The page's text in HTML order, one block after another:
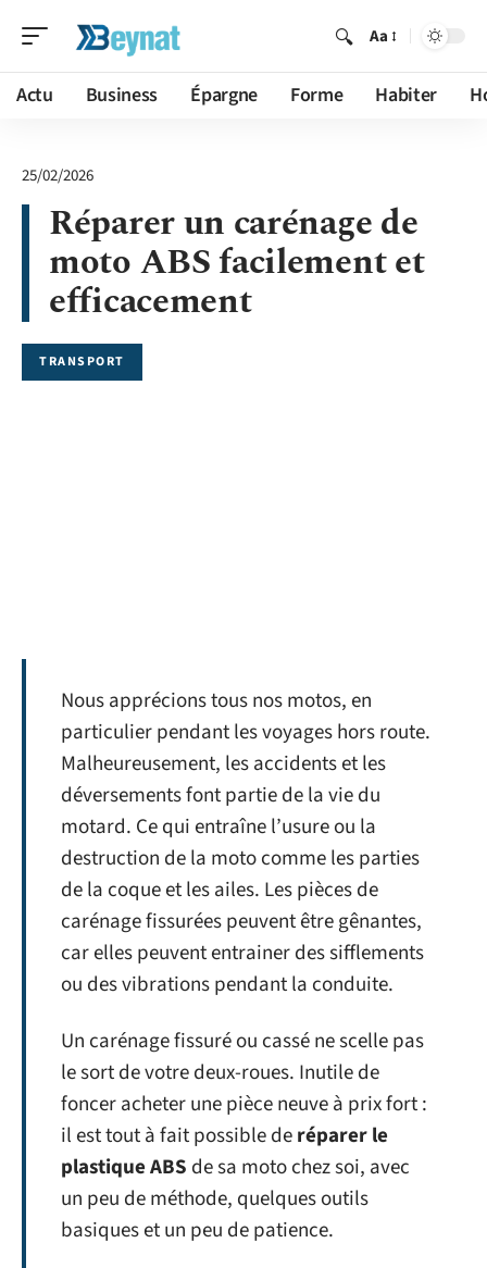
Aa
Actu Business Épargne Forme Habiter
25/02/2026
Réparer un carénage de
moto ABS facilement et
efficacement
TRANSPORT
Nous apprécions tous nos motos, en
particulier pendant les voyages hors route.
Malheureusement, les accidents et les
déversements font partie de la vie du
motard. Ce qui entraîne l’usure ou la
destruction de la moto comme les parties
de la coque et les ailes. Les pièces de
carénage fissurées peuvent être gênantes,
car elles peuvent entrainer des sifflements
ou des vibrations pendant la conduite.
Un carénage fissuré ou cassé ne scelle pas
le sort de votre deux-roues. Inutile de
foncer acheter une pièce neuve à prix fort :
il est tout à fait possible deréparer le
plastique ABS de sa moto chez soi, avec
un peu de méthode, quelques outils
basiques et un peu de patience.